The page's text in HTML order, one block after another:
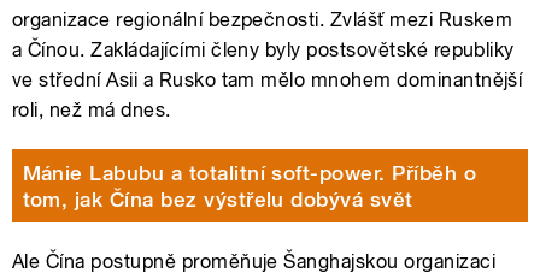
organizace regionální bezpečnosti. Zvlášť mezi Ruskem
a Čínou. Zakládajícími členy byly postsovětské republiky
ve střední Asii a Rusko tam mělo mnohem dominantnější
roli, než má dnes.
Mánie Labubu a totalitní soft-power. Příběh o
tom, jak Čína bez výstřelu dobývá svět
Ale Čína postupně proměňuje Šanghajskou organizaci